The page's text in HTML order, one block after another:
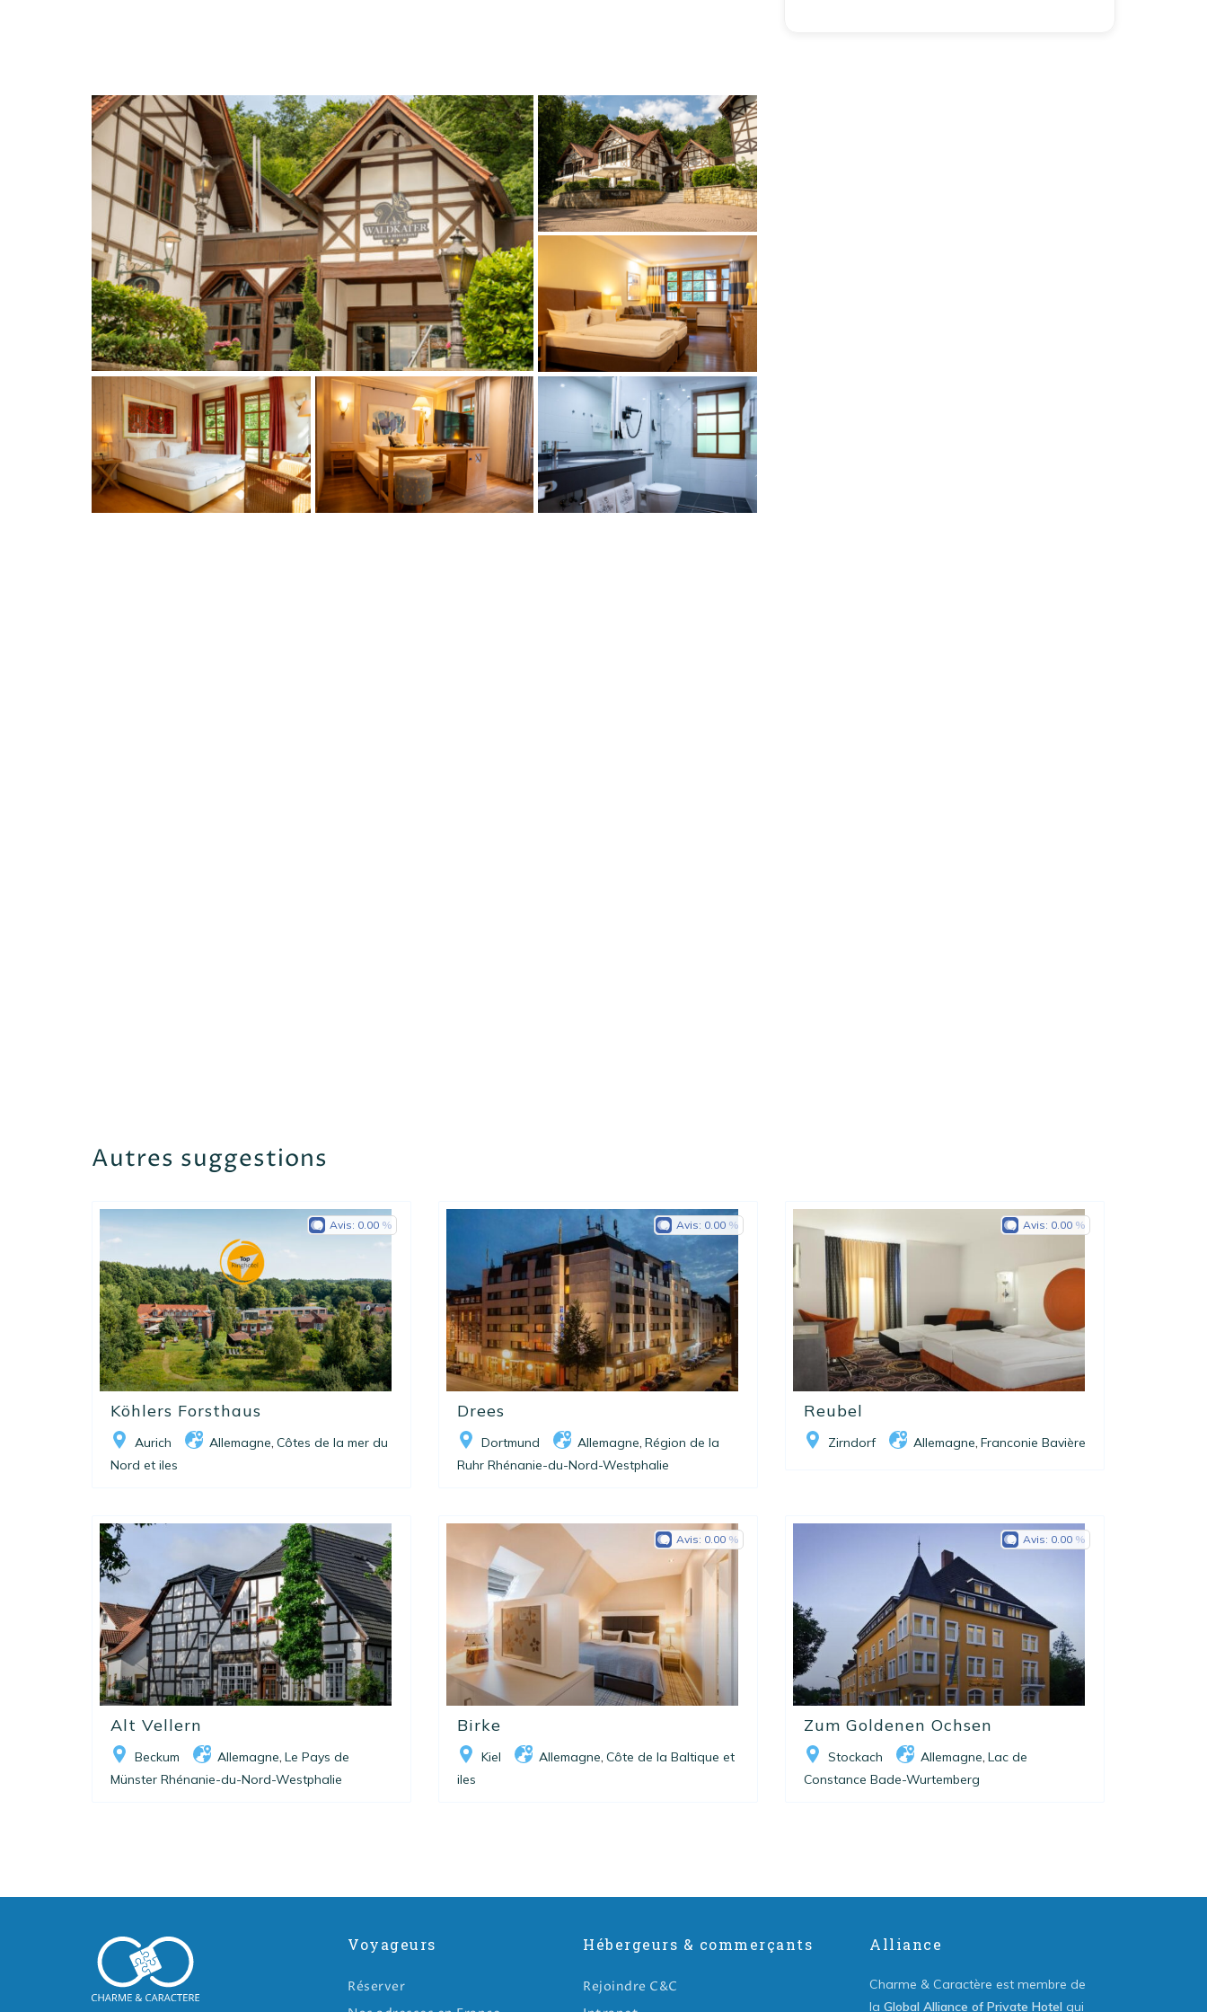
Autres suggestions
Köhlers Forsthaus
Aurich Allemagne Côtes de la mer du
Nord et iles
Avis: 0.00
Drees
Dortmund Allemagne ,Région de la
Ruhr Rhénanie-du-Nord-Westphalie
Avis: 0.00
Reubel
Zirndorf Allemagne ,Franconie Bavière
Avis: 0.00
Alt Vellern
Beckum Allemagne Le Pays de
Münster Rhénanie-du-Nord-Westphalie
Birke
Kiel Allemagne ,Côte de la Baltique et
iles
Avis: 0.00
Zum Goldenen Ochsen
Stockach Allemagne ,Lac de
Constance Bade-Wurtemberg
Avis: 0.00
Voyageurs
Réserver
Hébergeurs & commerçants
Rejoindre C&C
Alliance
Charme & Caractère est membre de
laGlobal Alliance of Private Hotel qui